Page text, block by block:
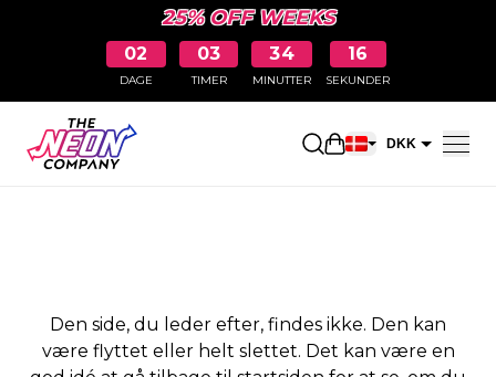
25% OFF WEEKS
02
DAGE
03
TIMER
34
MINUTTER
15
SEKUNDER
Åbn DKK
SIDEN BLEV IKKE
Den side, du leder efter, findes ikke. Den kan
være flyttet eller helt slettet. Det kan være en